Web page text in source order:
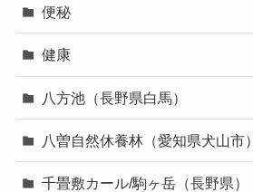
便秘
健康
八方池（長野県白馬）
八曽自然休養林（愛知県犬山市）
千畳敷カール/駒ヶ岳（長野県）